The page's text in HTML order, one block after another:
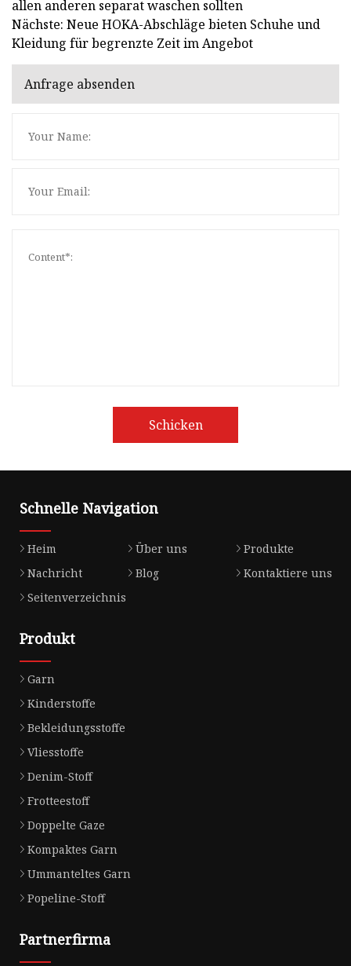
allen anderen separat waschen sollten
Nächste: Neue HOKA-Abschläge bieten Schuhe und
Kleidung für begrenzte Zeit im Angebot
Anfrage absenden
Schicken
Schnelle Navigation
Heim Über uns
Produkte
Nachricht
Blog
Kontaktiere uns
Seitenverzeichnis
Produkt
Garn
Kinderstoffe
Bekleidungsstoffe
Vliesstoffe
Denim-Stoff
Frotteestoff
Doppelte Gaze
Kompaktes Garn
Ummanteltes Garn
Popeline-Stoff
Partnerfirma